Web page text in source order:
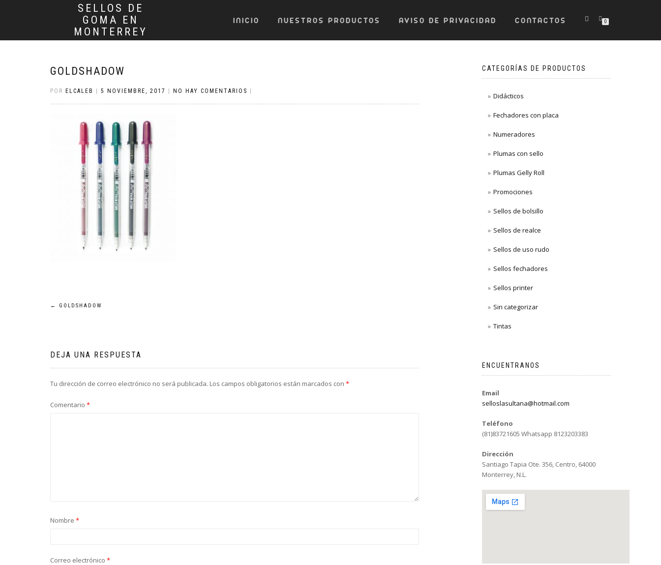
SELLOS DE
GOMA EN
MONTERREY
INICIO NUESTROS PRODUCTOS AVISO DE PRIVACIDAD CONTACTOS 0
GOLDSHADOW
POR ELCALEB 5 NOVIEMBRE, 2017 NO HAY COMENTARIOS
Navegación
entradas
← GOLDSHADOW
DEJA UNA RESPUESTA
Tu dirección de correo electrónico no será publicada. Los campos obligatorios están marcados con *
Comentario *
Nombre *
Correo electrónico *
CATEGORÍAS DE PRODUCTOS
Didácticos
Fechadores con placa
Numeradores
Plumas con sello
Plumas Gelly Roll
Promociones
Sellos de bolsillo
Sellos de realce
Sellos de uso rudo
Sellos fechadores
Sellos printer
Sin categorizar
Tintas
ENCUENTRANOS
Email
selloslasultana@hotmail.com
Teléfono
(81)83721605 Whatsapp 8123203383
Dirección
Santiago Tapia Ote. 356, Centro, 64000
Monterrey, N.L.